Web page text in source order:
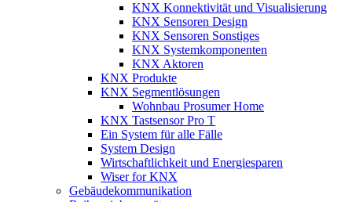
KNX Konnektivität und Visualisierung
KNX Sensoren Design
KNX Sensoren Sonstiges
KNX Systemkomponenten
KNX Aktoren
KNX Produkte
KNX Segmentlösungen
Wohnbau Prosumer Home
KNX Tastsensor Pro T
Ein System für alle Fälle
System Design
Wirtschaftlichkeit und Energiesparen
Wiser for KNX
Gebäudekommunikation